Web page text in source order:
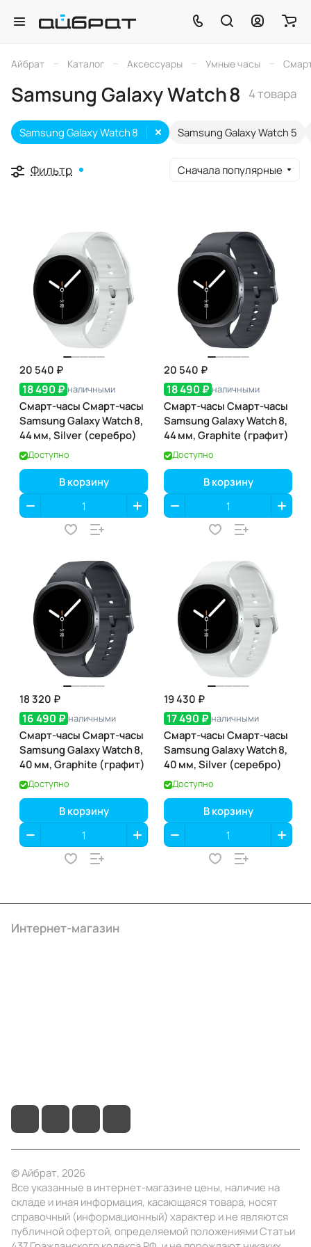
Айбрат – Каталог – Аксессуары – Умные часы –
Samsung Galaxy Watch 8 4 товара
Samsung Galaxy Watch 5
Samsung Galaxy Watch 8
Фильтр Сначала популярные
20 540 ₽
18 490 ₽ наличными
Смарт-часы Смарт-часы
Samsung Galaxy Watch 8,
44 мм, Silver (серебро)
Доступно
В корзину
20 540 ₽
18 490 ₽ наличными
Смарт-часы Смарт-часы
Samsung Galaxy Watch 8,
44 мм, Graphite (графит)
Доступно
В корзину
18 320 ₽
16 490 ₽ наличными
Смарт-часы Смарт-часы
Samsung Galaxy Watch 8,
40 мм, Graphite (графит)
Доступно
В корзину
19 430 ₽
17 490 ₽ наличными
Смарт-часы Смарт-часы
Samsung Galaxy Watch 8,
40 мм, Silver (серебро)
Доступно
В корзину
Интернет-магазин
© Айбрат, 2026
Все указанные в интернет-магазине цены, наличие на
складе и иная информация, касающаяся товара, носят
справочный (информационный) характер и не являются
публичной офертой, определяемой положениями Статьи